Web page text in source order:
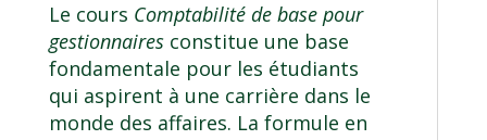
Le cours Comptabilité de base pour
gestionnairesconstitue une base
fondamentale pour les étudiants
qui aspirent à une carrière dans le
monde des affaires. La formule en